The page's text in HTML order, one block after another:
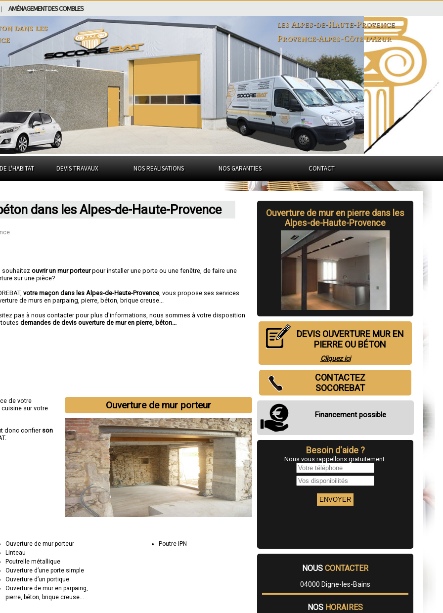
AMÉNAGEMENT DES COMBLES
dansles
les Alpes-de-Haute-Provence
Provence-Alpes-Côte d'Azur
L'HABITAT DEVIS TRAVAUX NOS REALISATIONS NOS GARANTIES CONTACT
dans les Alpes-de-Haute-Provence
souhaitezouvrir un mur porteurpour installer une porte ou une fenêtre, de faire une
sur une pièce?
votre maçon dans les Alpes-de-Haute-Provence , vous propose ses services
de murs en parpaing, pierre, béton, brique creuse...
pas à nous contacter pour plus d'informations, nous sommes à votre disposition
toutesdemandes de devis ouverture de mur en pierre, béton...
Ouverture de mur porteur
de votre
sur votre
donc confier son
Ouverture de mur porteur
Linteau
Poutrelle métallique
Ouverture d’une porte simple
Ouverture d’un portique
Ouverture de mur en parpaing,
pierre, béton, brique creuse...
Poutre IPN
Ouverture de mur en pierre dans les
Alpes-de-Haute-Provence
DEVIS OUVERTURE MUR EN
PIERRE OU BÉTON
Cliquez ici
CONTACTEZ
SOCOREBAT
Financement possible
Besoin d'aide ?
Nous vous rappellons gratuitement.
NOUS CONTACTER
04000 Digne-les-Bains
NOS HORAIRES